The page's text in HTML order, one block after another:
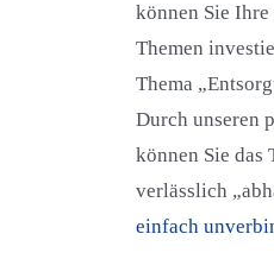
können Sie
Themen
Thema
Durch unseren
können Sie das
verlässlich
einfach